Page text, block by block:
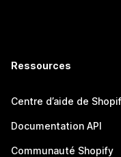
Ressources
Centre d’aide de
Documentation API
Communauté Shopify